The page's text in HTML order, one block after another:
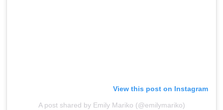
View this post on Instagram
A post shared by Emily Mariko (@emilymariko)